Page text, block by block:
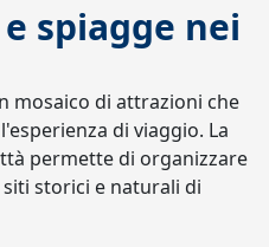
spiagge nei
mosaico di attrazioni che
di viaggio. La
permette di organizzare
storici e naturali di